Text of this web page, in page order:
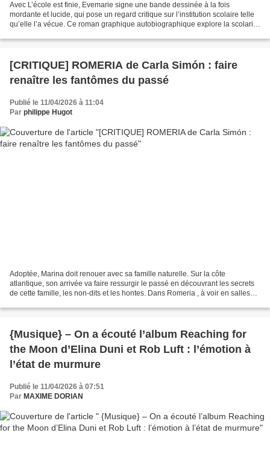
Avec L’école est finie, Evemarie signe une bande dessinée à la fois
mordante et lucide, qui pose un regard critique sur l’institution scolaire telle
qu’elle l’a vécue. Ce roman graphique autobiographique explore la scolarité
[CRITIQUE] ROMERIA de Carla Simón : faire
renaître les fantômes du passé
Publié le 11/04/2026 à 11:04
Par philippe Hugot
Adoptée, Marina doit renouer avec sa famille naturelle. Sur la côte
atlantique, son arrivée va faire ressurgir le passé en découvrant les secrets
de cette famille, les non-dits et les hontes. Dans Romeria , à voir en salles
{Musique} – On a écouté l’album Reaching for
the Moon d’Elina Duni et Rob Luft : l’émotion à
l’état de murmure
Publié le 11/04/2026 à 07:51
Par MAXIME DORIAN